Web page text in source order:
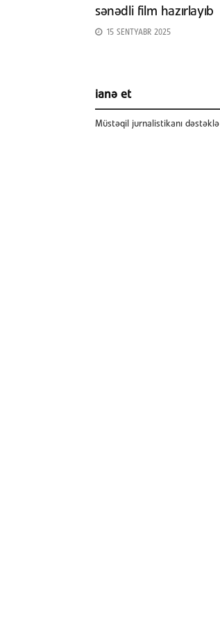
sənədli film hazırlayıb
15 SENTYABR 2025
ianə et
Müstəqil jurnalistikanı dəstəklə